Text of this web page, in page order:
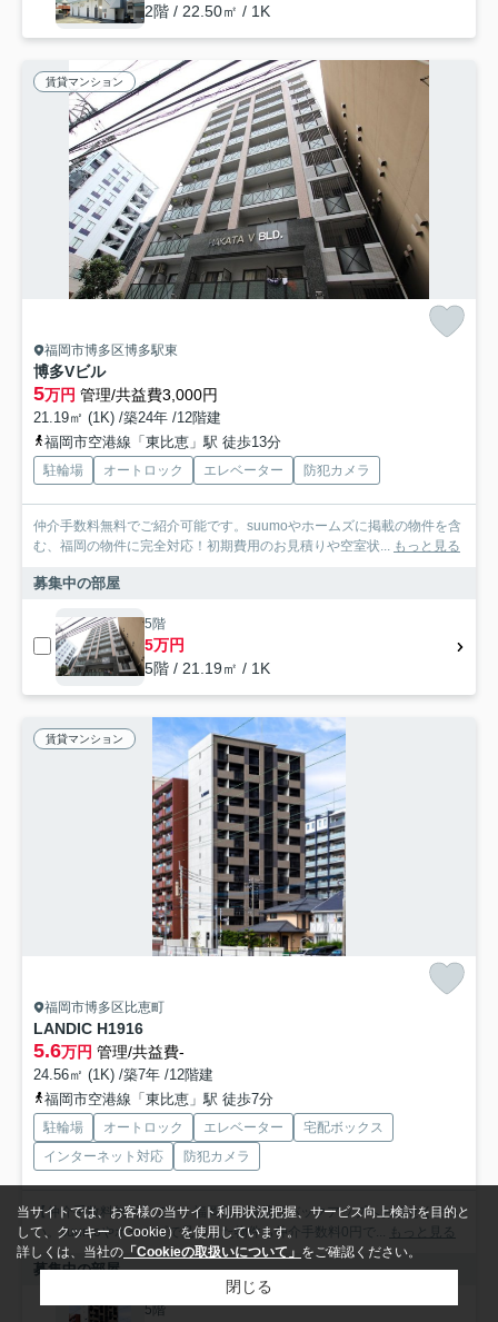
2階 / 22.50㎡ / 1K
賃貸マンション
福岡市博多区博多駅東
博多Vビル
5万円 管理/共益費3,000円
21.19㎡ (1K) /築24年 /12階建
福岡市空港線「東比恵」駅 徒歩13分
駐輪場 オートロック エレベーター 防犯カメラ
仲介手数料無料でご紹介可能です。suumoやホームズに掲載の物件を含
む、福岡の物件に完全対応！初期費用のお見積りや空室状...
もっと見る
募集中の部屋
5階
5万円
5階 / 21.19㎡ / 1K
賃貸マンション
福岡市博多区比恵町
LANDIC H1916
5.6万円 管理/共益費-
24.56㎡ (1K) /築7年 /12階建
福岡市空港線「東比恵」駅 徒歩7分
駐輪場 オートロック エレベーター
宅配ボックス
インターネット対応
防犯カメラ
【仲介手数料無料】です！福岡市の賃貸はバックアップへお任せくださ
い。suumoやホームズで見つけた物件も仲介手数料0円で...
もっと見る
募集中の部屋
5階
当サイトでは、お客様の当サイト利用状況把握、サービス向上検討を目的と
して、クッキー（Cookie）を使用しています。
詳しくは、当社の 「Cookieの取扱いについて」 をご確認ください。
閉じる